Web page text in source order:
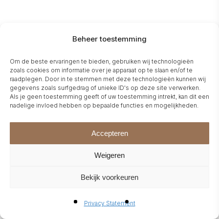
Beheer toestemming
Om de beste ervaringen te bieden, gebruiken wij technologieën
zoals cookies om informatie over je apparaat op te slaan en/of te
raadplegen. Door in te stemmen met deze technologieën kunnen wij
gegevens zoals surfgedrag of unieke ID's op deze site verwerken.
Als je geen toestemming geeft of uw toestemming intrekt, kan dit een
nadelige invloed hebben op bepaalde functies en mogelijkheden.
Accepteren
Weigeren
Bekijk voorkeuren
Privacy Statement
Dutch) (German